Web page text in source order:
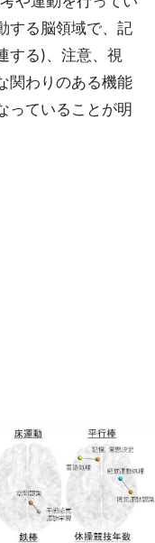
する脳領域で、記
する)、注意、視
関わりのある機能
っていることが明